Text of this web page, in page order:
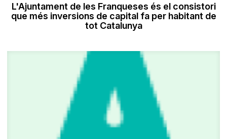
L'Ajuntament de les Franqueses és el consistori
que més inversions de capital fa per habitant de
tot Catalunya